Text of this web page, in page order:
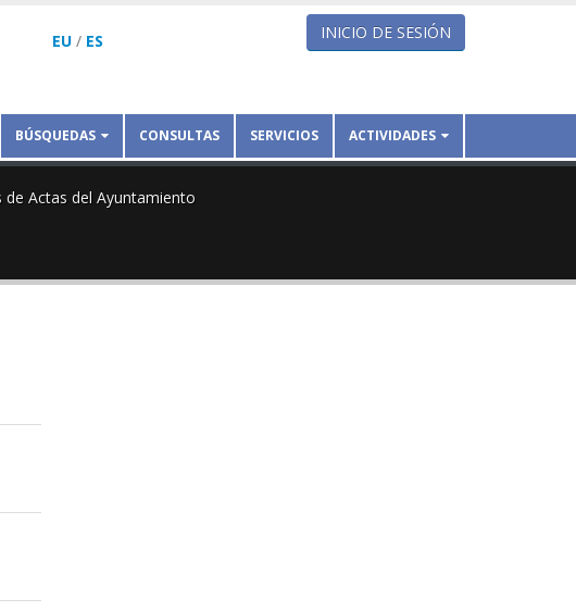
EU / ES INICIO DE SESIÓN
BÚSQUEDAS CONSULTAS SERVICIOS ACTIVIDADES
de Actas del Ayuntamiento